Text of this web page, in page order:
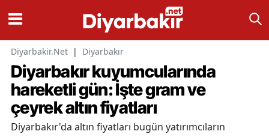
Diyarbakir.Net | Diyarbakır
Diyarbakır kuyumcularında
hareketli gün: İşte gram ve
çeyrek altın fiyatları
Diyarbakır'da altın fiyatları bugün yatırımcıların